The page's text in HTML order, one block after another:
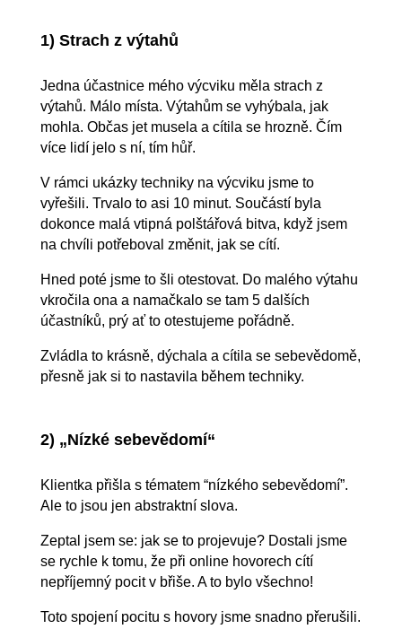
1) Strach z výtahů
Jedna účastnice mého výcviku měla strach z
výtahů. Málo místa. Výtahům se vyhýbala, jak
mohla. Občas jet musela a cítila se hrozně. Čím
více lidí jelo s ní, tím hůř.
V rámci ukázky techniky na výcviku jsme to
vyřešili. Trvalo to asi 10 minut. Součástí byla
dokonce malá vtipná polštářová bitva, když jsem
na chvíli potřeboval změnit, jak se cítí.
Hned poté jsme to šli otestovat. Do malého výtahu
vkročila ona a namačkalo se tam 5 dalších
účastníků, prý ať to otestujeme pořádně.
Zvládla to krásně, dýchala a cítila se sebevědomě,
přesně jak si to nastavila během techniky.
2) „Nízké sebevědomí“
Klientka přišla s tématem “nízkého sebevědomí”.
Ale to jsou jen abstraktní slova.
Zeptal jsem se: jak se to projevuje? Dostali jsme
se rychle k tomu, že při online hovorech cítí
nepříjemný pocit v břiše. A to bylo všechno!
Toto spojení pocitu s hovory jsme snadno přerušili.